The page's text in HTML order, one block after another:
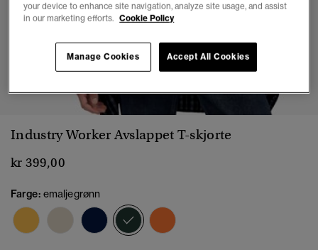
1 2 3 4 5 6
Industry Worker Avslappet T-skjorte
kr 399,00
Farge: emaljegrønn
valgt
your device to enhance site navigation, analyze site usage, and assist
in our marketing efforts. Cookie Policy
Accept All Cookies
Manage Cookies